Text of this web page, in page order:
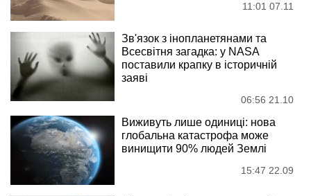
11:01 07.11
Зв'язок з інопланетянами та
Всесвітня загадка: у NASA
поставили крапку в історичній
заяві
06:56 21.10
Виживуть лише одиниці: нова
глобальна катастрофа може
винищити 90% людей Землі
15:47 22.09